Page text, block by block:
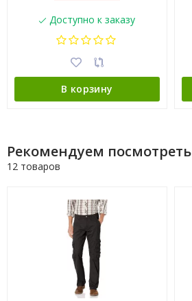
Доступно к заказу
В корзину
Рекомендуем посмотреть
12 товаров